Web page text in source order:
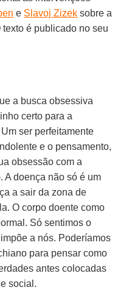
e Slavoj Zizek sobre a
texto é publicado no seu
a busca obsessiva
certo para a
ser perfeitamente
e o pensamento,
obsessão com a
A doença não só é um
a sair da zona de
O corpo doente como
Só sentimos o
a nós. Poderíamos
para pensar como
antes colocadas
social.